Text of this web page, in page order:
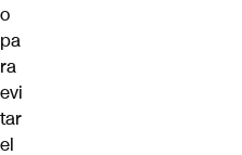
o
pa
ra
evi
tar
el